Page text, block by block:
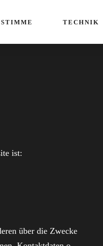
STIMME TECHNIK
ist:
über die Zwecke